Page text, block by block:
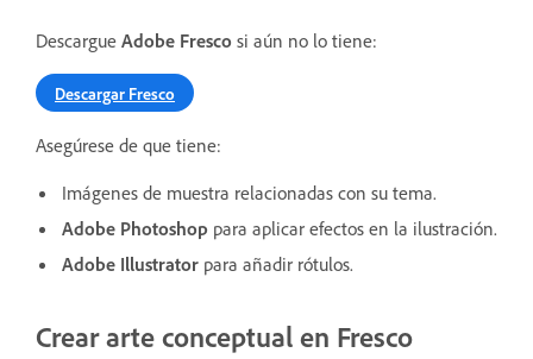
Descargue Adobe Fresco si aún no lo tiene:
Descargar Fresco
Asegúrese de que tiene:
Imágenes de muestra relacionadas con su tema.
Adobe Photoshop para aplicar efectos en la ilustración.
Adobe Illustrator para añadir rótulos.
Crear arte conceptual en Fresco